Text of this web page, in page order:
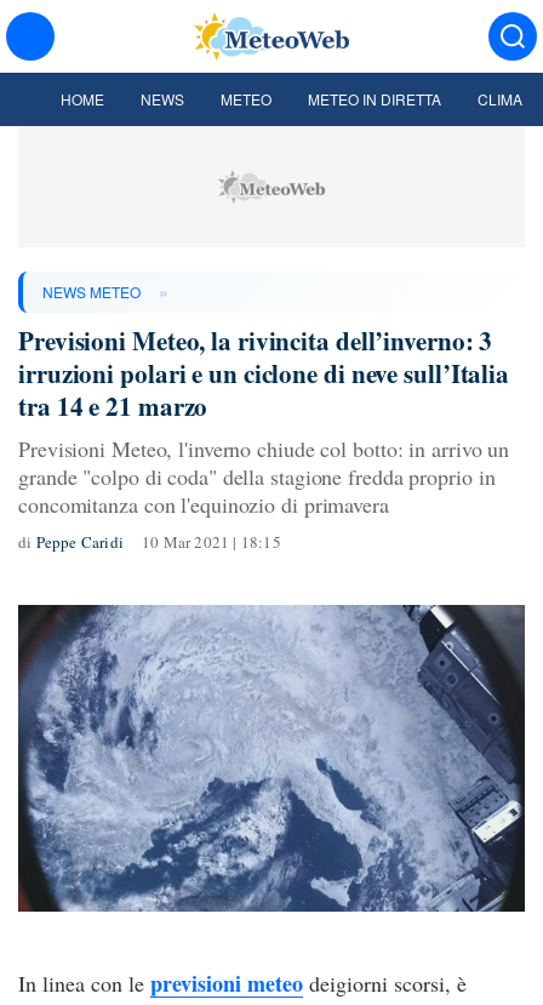
HOME NEWS METEO METEO IN DIRETTA CLIMA
NEWS METEO »
Previsioni Meteo, la rivincita dell’inverno: 3
irruzioni polari e un ciclone di neve sull’Italia
tra 14 e 21 marzo
Previsioni Meteo, l'inverno chiude col botto: in arrivo un
grande "colpo di coda" della stagione fredda proprio in
concomitanza con l'equinozio di primavera
di Peppe Caridi 10 Mar 2021 | 18:15
In linea con le previsioni meteo deigiorni scorsi, è